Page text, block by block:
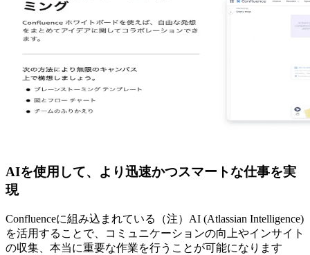
AIを使用して、より迅速かつスマートな仕事を実
現
Confluenceに組み込まれている（注）AI (Atlassian Intelligence)
を活用することで、コミュニケーションの向上やインサイト
の収集、本当に重要な作業を行うことが可能になります